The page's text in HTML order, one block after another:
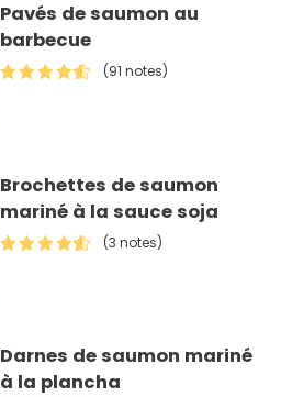
Pavés de saumon au
barbecue
(91 notes)
Brochettes de saumon
mariné à la sauce soja
(3 notes)
Darnes de saumon mariné
à la plancha